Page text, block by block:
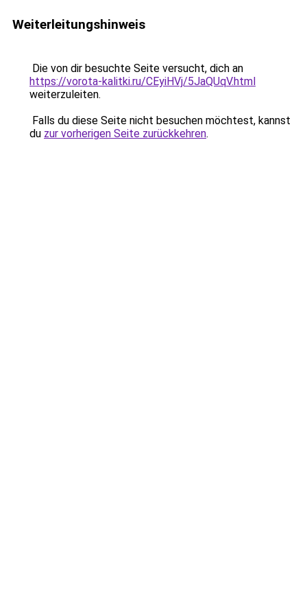
Weiterleitungshinweis
Die von dir besuchte Seite versucht, dich an
https://vorota-kalitki.ru/CEyiHVj/5JaQUqV.html
weiterzuleiten.
Falls du diese Seite nicht besuchen möchtest, kannst
du zur vorherigen Seite zurückkehren.